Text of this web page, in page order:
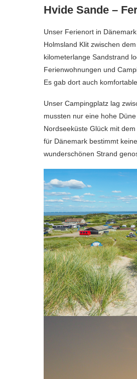
Hvide Sande –
Unser Ferienort in
Holmsland Klit zwischen
kilometerlange Sandstrand
Ferienwohnungen und
Es gab dort auch
Unser Campingplatz lag
mussten nur eine hohe
Nordseeküste Glück mit
für Dänemark bestimmt
wunderschönen Strand